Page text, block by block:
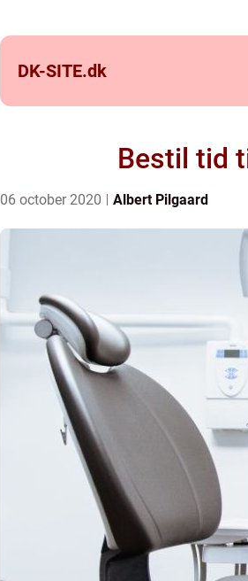
DK-SITE.dk
Bestil tid
06 october 2020 Albert Pilgaard